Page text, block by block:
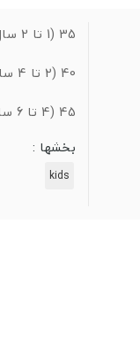
35 (1 تا 2 سال): قد شلوار 48 سانتیمتر
40 (2 تا 4 سال): قد شلوار 54 سانتیمتر
45 (4 تا 6 سال): قد شلوار 63 سانتیمتر
بخشها :
kids